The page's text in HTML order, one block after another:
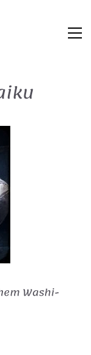
Washi-